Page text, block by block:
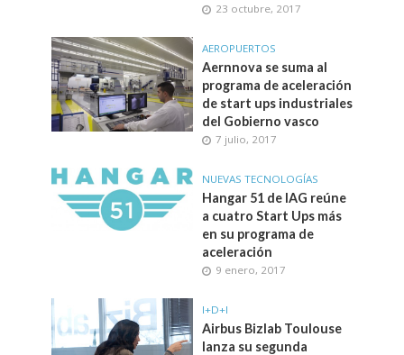
23 octubre, 2017
AEROPUERTOS
Aernnova se suma al
programa de aceleración
de start ups industriales
del Gobierno vasco
7 julio, 2017
NUEVAS TECNOLOGÍAS
Hangar 51 de IAG reúne
a cuatro Start Ups más
en su programa de
aceleración
9 enero, 2017
I+D+I
Airbus Bizlab Toulouse
lanza su segunda